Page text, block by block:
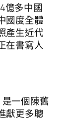
億多中國
國度全體
產生近代
在書寫人
是一個陳舊
獻更多聰